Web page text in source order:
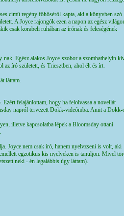
című regény főhőséről kapta, aki a könyvben szó
A Joyce rajongók ezen a napon az egész
csak korabeli ruhában az írónak és feleségének
Egész alakos Joyce-szobor a szombathelyin
az író született, és Triesztben, ahol élt és írt.
láttam.
Ezért felajánlottam, hogy ha felolvassa a novellát
napról tervezett Dokk-videómba. Amit a Dokk-
illetve kapcsolatba lépek a Bloomsday ottani
Joyce nem csak író, hanem nyelvzseni is volt, aki
egzotikus kis nyelveken is tanuljon. Mivel
neki - én legalábbis úgy láttam).